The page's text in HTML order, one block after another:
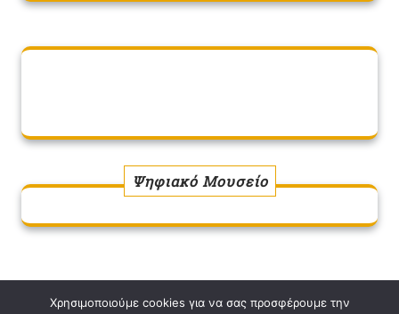
Ψηφιακό Μουσείο
Χρησιμοποιούμε cookies για να σας προσφέρουμε την